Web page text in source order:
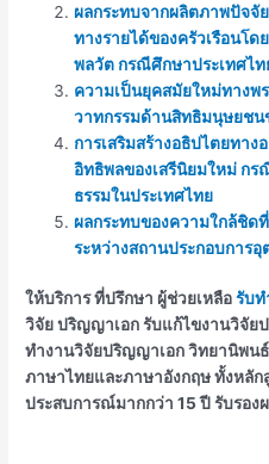
ผลกระทบจากผลิตภาพปัจจั
ทางรายได้ของครัวเรือนโ
พลวัต กรณีศึกษาประเทศไท
ความเป็นยุคสมัยใหม่ทางพ
วาทกรรมด้านสิทธิมนุษยชน
การเสริมสร้างอธิปไตยทา
อิทธิพลของเสรีนิยมใหม่ ก
ธรรมในประเทศไทย
ผลกระทบของความใกล้ชิ
ระหว่างสถานประกอบการ
ให้บริการ ที่ปรึกษา ผู้ช่วยเหลือรับท
วิจัย ปริญญาเอก รับแก้ไขงานวิจัย
ทำงานวิจัยปริญญาเอก วิทยานิพน
ภาษาไทยและภาษาอังกฤษ ทั้งหลัก
ประสบการณ์มากกว่า 15 ปี รับรอง